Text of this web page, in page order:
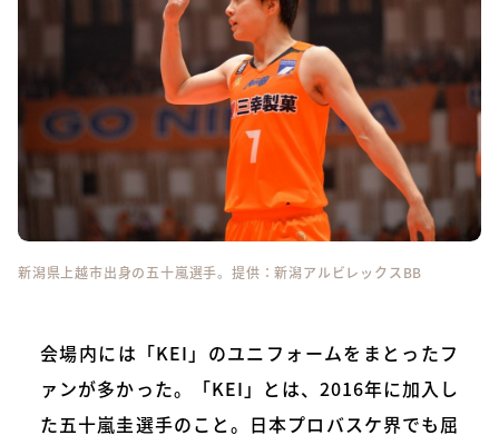
新潟県上越市出身の五十嵐選手。提供：新潟アルビレックスBB
会場内には「KEI」のユニフォームをまとったフ
ァンが多かった。「KEI」とは、2016年に加入し
た五十嵐圭選手のこと。日本プロバスケ界でも屈